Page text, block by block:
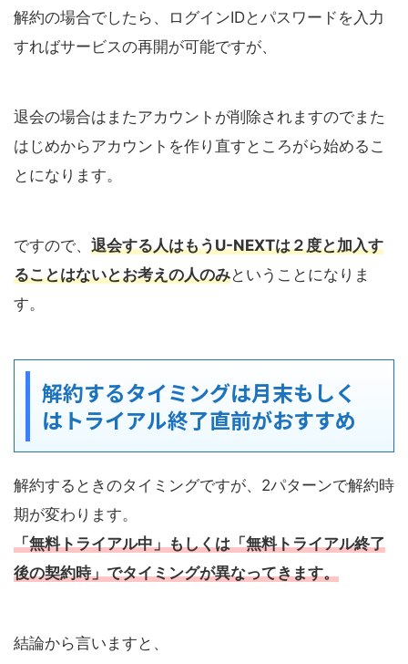
解約の場合でしたら、ログインIDとパスワードを入力
すればサービスの再開が可能ですが、
退会の場合はまたアカウントが削除されますのでまた
はじめからアカウントを作り直すところがら始めるこ
とになります。
ですので、 退会する人はもうU-NEXTは２度と加入す
ることはないとお考えの人のみということになりま
す。
解約するタイミングは月末もしく
はトライアル終了直前がおすすめ
解約するときのタイミングですが、2パターンで解約時
期が変わります。
「無料トライアル中」もしくは「無料トライアル終了
後の契約時」でタイミングが異なってきます。
結論から言いますと、